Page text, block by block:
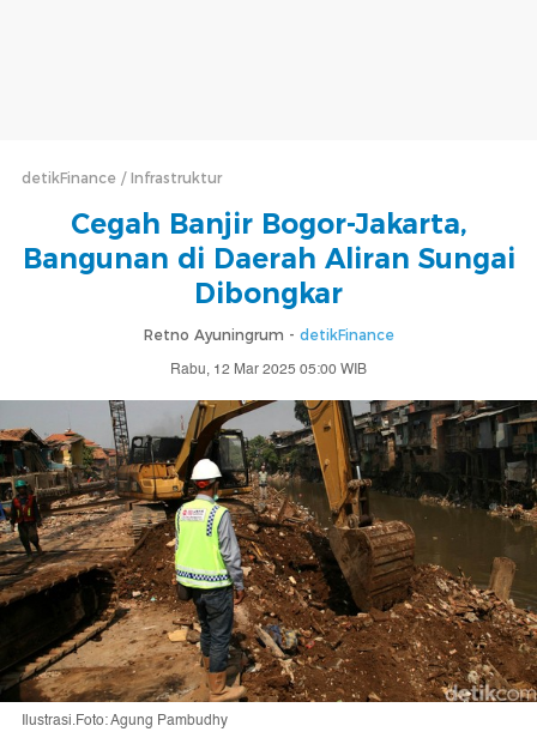
detikFinance Infrastruktur
Cegah Banjir Bogor-Jakarta,
Bangunan di Daerah Aliran Sungai
Dibongkar
Retno Ayuningrum - detikFinance
Rabu, 12 Mar 2025 05:00 WIB
Ilustrasi.Foto: Agung Pambudhy